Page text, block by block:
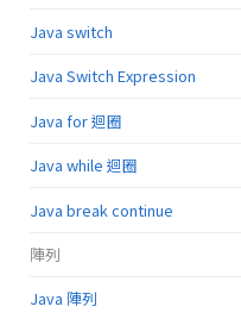
Java switch
Java Switch Expression
Java for 迴圈
Java while 迴圈
Java break continue
陣列
Java 陣列